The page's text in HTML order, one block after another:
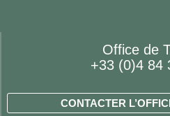
Office de
+33 (0)4 84
CONTACTER